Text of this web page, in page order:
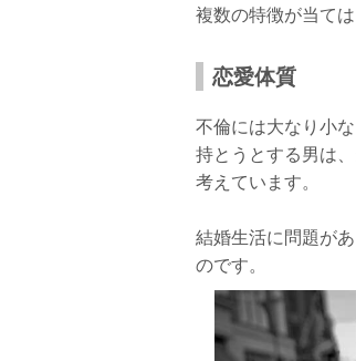
複数の特徴が当て
恋愛体質
不倫には大なり小
持とうとする男は
考えています。
結婚生活に問題が
のです。